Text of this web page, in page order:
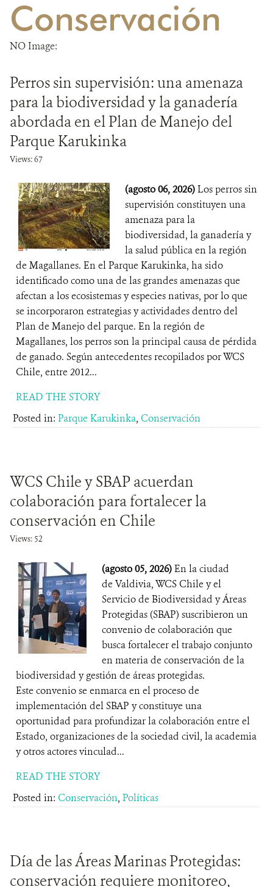
DONA
Conservación
NO Image:
Perros sin supervisión: una amenaza
para la biodiversidad y la ganadería
abordada en el Plan de Manejo del
Parque Karukinka
Views: 67
(agosto 06, 2026)Los perros sin
supervisión constituyen una
amenaza para la
biodiversidad, la ganadería y
la salud pública en la región
de Magallanes. En el Parque Karukinka, ha sido
identificado como una de las grandes amenazas que
afectan a los ecosistemas y especies nativas, por lo que
se incorporaron estrategias y actividades dentro del
Plan de Manejo del parque. En la región de
Magallanes, los perros son la principal causa de pérdida
de ganado. Según antecedentes recopilados por WCS
Chile, entre 2012...
READ THE STORY
Posted in: Parque Karukinka, Conservación
WCS Chile y SBAP acuerdan
colaboración para fortalecer la
conservación en Chile
Views: 52
(agosto 05, 2026)En la ciudad
de Valdivia, WCS Chile y el
Servicio de Biodiversidad y Áreas
Protegidas (SBAP) suscribieron un
convenio de colaboración que
busca fortalecer el trabajo conjunto
en materia de conservación de la
biodiversidad y gestión de áreas protegidas.
Este convenio se enmarca en el proceso de
implementación del SBAP y constituye una
oportunidad para profundizar la colaboración entre el
Estado, organizaciones de la sociedad civil, la academia
y otros actores vinculad...
READ THE STORY
Posted in: Conservación, Políticas
Día de las Áreas Marinas Protegidas:
conservación requiere monitoreo,